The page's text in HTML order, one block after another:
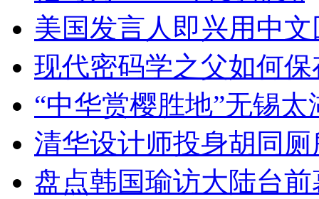
美国发言人即兴用中
现代密码学之父如何
“中华赏樱胜地”无锡
清华设计师投身胡同
盘点韩国瑜访大陆台